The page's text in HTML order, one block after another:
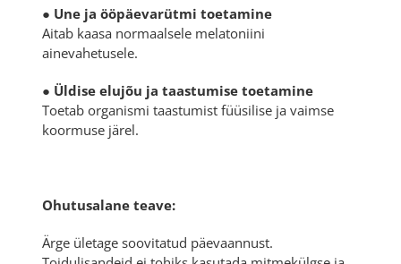
● Une ja ööpäevarütmi toetamine
Aitab kaasa normaalsele melatoniini
ainevahetusele.
● Üldise elujõu ja taastumise toetamine
Toetab organismi taastumist füüsilise ja vaimse
koormuse järel.
Ohutusalane teave:
Ärge ületage soovitatud päevaannust.